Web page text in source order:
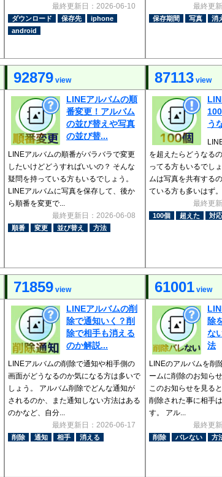
最終更新日：2026-06-10
ダウンロード 保存先
iphone
android
最終更
保存期間 写真 消
92879 view
LINEアルバムの順
番変更！アルバム
の並び替えや写真
の並び替...
LINEアルバムの順番がバラバラで変更
したいけどどうすればいいの？ そんな
疑問を持っている方もいるでしょう。
LINEアルバムに写真を保存して、後か
ら順番を変更で...
最終更新日：2026-06-08
順番 変更 並び替え 方法
87113 view
う
を超えたらどうなる
ってる方もいるでし
ムは写真を共有する
ている方も多いはず
最終更
100個 超えた 対
71859 view
LINEアルバムの削
除で通知いく？削
除で相手も消える
のか解説...
LINEアルバムの削除で通知や相手側の
画面がどうなるのか気になる方は多いで
しょう。 アルバム削除でどんな通知が
されるのか、また通知しない方法はある
のかなど、自分...
最終更新日：2026-06-17
削除 通知 相手 消える
61001 view
除
な
法
LINEのアルバムを削
ームに削除のお知ら
このお知らせを見る
削除された事に相手
す。 アル...
最終更
削除 バレない 方